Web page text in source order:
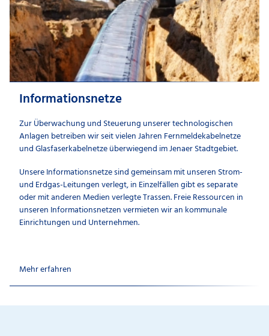
Informationsnetze
Zur Überwachung und Steuerung unserer technologischen
Anlagen betreiben wir seit vielen Jahren Fernmeldekabelnetze
und Glasfaserkabelnetze überwiegend im Jenaer Stadtgebiet.
Unsere Informationsnetze sind gemeinsam mit unseren Strom-
und Erdgas-Leitungen verlegt, in Einzelfällen gibt es separate
oder mit anderen Medien verlegte Trassen. Freie Ressourcen in
unseren Informationsnetzen vermieten wir an kommunale
Einrichtungen und Unternehmen.
Mehr erfahren